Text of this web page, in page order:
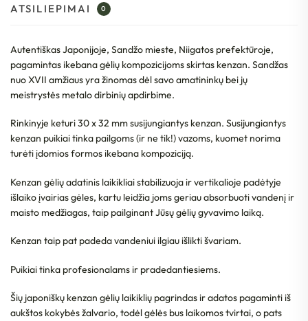
ATSILIEPIMAI 0
Autentiškas Japonijoje, Sandžo mieste, Niigatos prefektūroje,
pagamintas ikebana gėlių kompozicijoms skirtas kenzan. Sandžas
nuo XVII amžiaus yra žinomas dėl savo amatininkų bei jų
meistrystės metalo dirbinių apdirbime.
Rinkinyje keturi 30 x 32 mm susijungiantys kenzan. Susijungiantys
kenzan puikiai tinka pailgoms (ir ne tik!) vazoms, kuomet norima
turėti įdomios formos ikebana kompoziciją.
Kenzan gėlių adatinis laikikliai stabilizuoja ir vertikalioje padėtyje
išlaiko įvairias gėles, kartu leidžia joms geriau absorbuoti vandenį ir
maisto medžiagas, taip pailginant Jūsų gėlių gyvavimo laiką.
Kenzan taip pat padeda vandeniui ilgiau išlikti švariam.
Puikiai tinka profesionalams ir pradedantiesiems.
Šių japoniškų kenzan gėlių laikiklių pagrindas ir adatos pagaminti iš
aukštos kokybės žalvario, todėl gėlės bus laikomos tvirtai, o pats